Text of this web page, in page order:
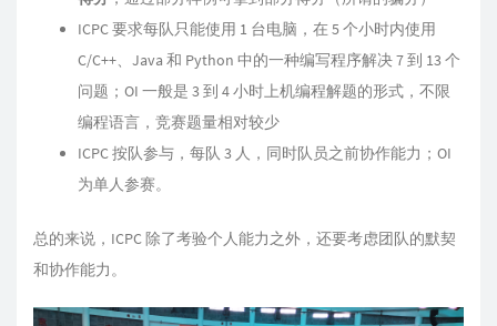
ICPC 要求每队只能使用 1 台电脑，在 5 个小时内使用
C/C++、Java 和 Python 中的一种编写程序解决 7 到 13 个
问题；OI 一般是 3 到 4 小时上机编程解题的形式，不限
编程语言，竞赛题量相对较少
ICPC 按队参与，每队 3 人，同时队员之前协作能力；OI
为单人参赛。
总的来说，ICPC 除了考验个人能力之外，还要考虑团队的默契
和协作能力。